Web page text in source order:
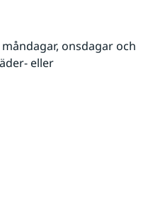
onsdagar och
eller